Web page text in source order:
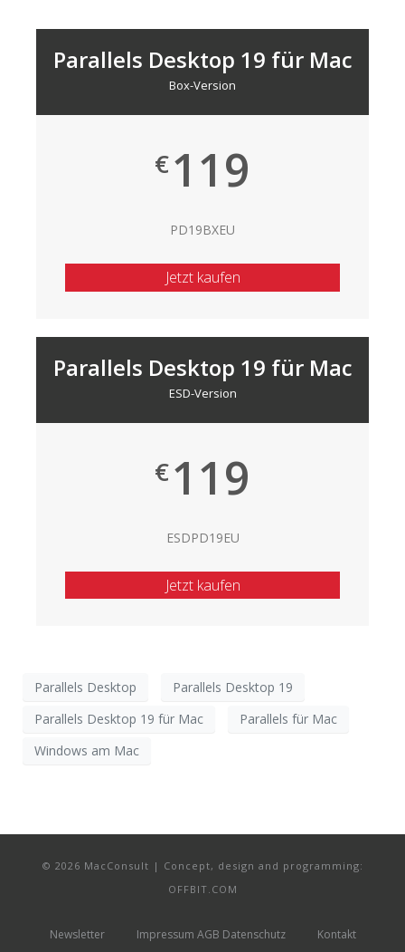
Parallels Desktop 19 für Mac
Box-Version
€119
PD19BXEU
Jetzt kaufen
Parallels Desktop 19 für Mac
ESD-Version
€119
ESDPD19EU
Jetzt kaufen
Parallels Desktop
Parallels Desktop 19
Parallels Desktop 19 für Mac
Parallels für Mac
Windows am Mac
© 2026 MacConsult | Concept, design and programming:
OFFBIT.COM
Newsletter Impressum AGB Datenschutz Kontakt